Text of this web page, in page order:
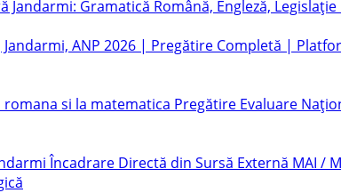
ANP 2026 | Pregătire Completă |
Pregătire Evaluare
Încadrare Directă din Sursă Externă MAI /